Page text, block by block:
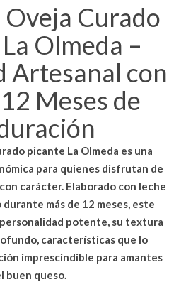
Oveja Curado
Olmeda –
Artesanal con
Meses de
picante La Olmeda es una
para quienes disfrutan de
carácter. Elaborado con leche
más de 12 meses, este
potente, su textura
características que lo
imprescindible para amantes
buen queso.